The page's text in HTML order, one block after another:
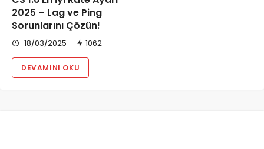
2025 – Lag ve Ping
Sorunlarını Çözün!
18/03/2025 1062
DEVAMINI OKU